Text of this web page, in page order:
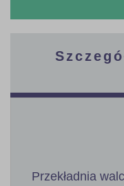
Przekładnia